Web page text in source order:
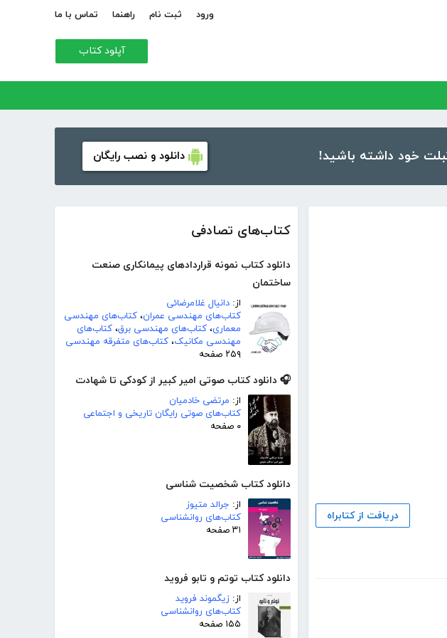
ورود ثبت نام راهنما تماس با ما
آپلود کتاب
دانلود و نصب رایگان
کتاب‌های تصادفی
دانلود کتاب نمونه قراردادهای پیمانکاری صنعت
ساختمان
از: دانیال غلامرضائی
کتاب‌های مهندسی عمران، کتاب‌های مهندسی
معماری، کتاب‌های مهندسی برق، کتاب‌های
مهندسی مکانیک، کتاب‌های متفرقه مهندسی
۲۵۹ صفحه
🎧 دانلود کتاب صوتی امیر کبیر از کودکی تا شهادت
از: مرتضی خادمیان
کتاب‌های صوتی رایگان تاریخی و اجتماعی
۰ صفحه
دانلود کتاب شخصیت شناسی
از: جرالد متیوز
کتاب‌های روانشناسی
۳۱ صفحه
دانلود کتاب توتم و تابو فروید
از: زیگموند فروید
کتاب‌های روانشناسی
۱۵۵ صفحه
دریافت از کتابراه